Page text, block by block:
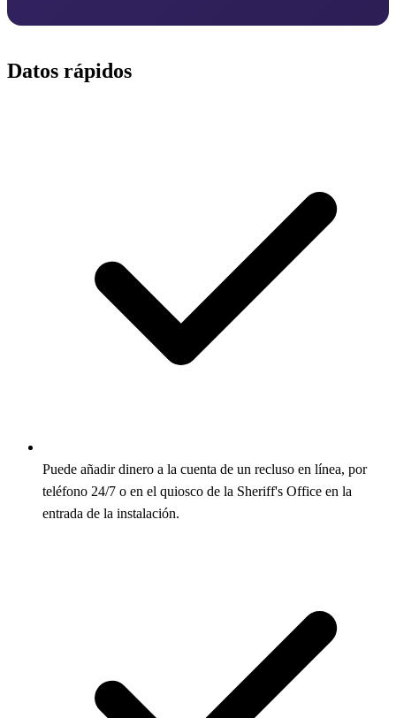
Datos rápidos
Puede añadir dinero a la cuenta de un recluso en línea, por
teléfono 24/7 o en el quiosco de la Sheriff's Office en la
entrada de la instalación.